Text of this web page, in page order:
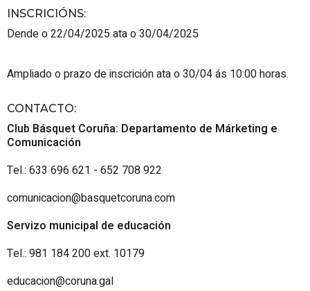
INSCRICIÓNS:
Dende o 22/04/2025 ata o 30/04/2025
Ampliado o prazo de inscrición ata o 30/04 ás 10:00 horas.
CONTACTO:
Club Básquet Coruña: Departamento de Márketing e
Comunicación
Tel.: 633 696 621 - 652 708 922
comunicacion@basquetcoruna.com
Servizo municipal de educación
Tel.: 981 184 200 ext. 10179
educacion@coruna.gal